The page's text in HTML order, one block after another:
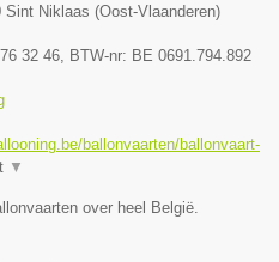
Sint Niklaas (Oost-Vlaanderen)
32 46 , BTW-nr: BE 0691.794.892
ballonvaarten/ballonvaart-
▼
over heel België.